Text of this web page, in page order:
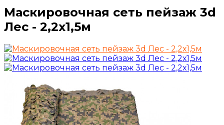
Маскировочная сеть пейзаж 3d
Лес - 2,2х1,5м